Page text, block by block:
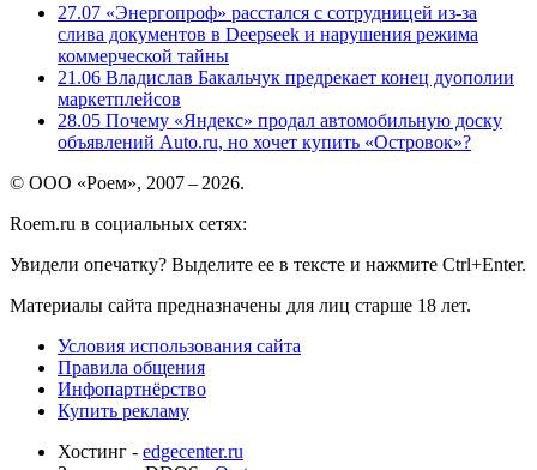
27.07 «Энергопроф» расстался с сотрудницей из-за
слива документов в Deepseek и нарушения режима
коммерческой тайны
21.06 Владислав Бакальчук предрекает конец дуополии
маркетплейсов
28.05 Почему «Яндекс» продал автомобильную доску
объявлений Auto.ru, но хочет купить «Островок»?
© ООО «Роем», 2007 – 2026.
Roem.ru в социальных сетях:
Увидели опечатку? Выделите ее в тексте и нажмите Ctrl+Enter.
Материалы сайта предназначены для лиц старше 18 лет.
Условия использования сайта
Правила общения
Инфопартнёрство
Купить рекламу
Хостинг - edgecenter.ru